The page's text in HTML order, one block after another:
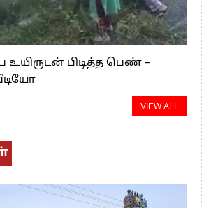
பிடித்த பெண் –
VIEW ALL